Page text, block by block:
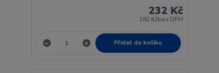
232 Kč
192 Kčbez DPH
Přidat do košíku